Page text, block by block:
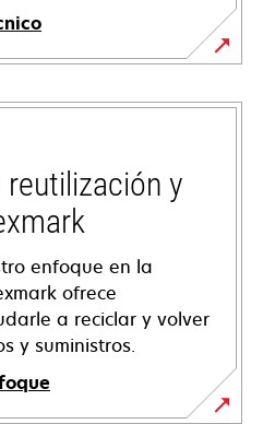
reutilización y
enfoque en la
ofrece
a reciclar y volver
y suministros.